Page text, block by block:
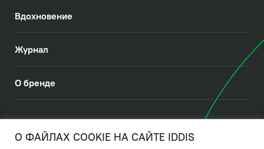
Вдохновение
Журнал
О бренде
О ФАЙЛАХ COOKIE НА САЙТЕ IDDIS